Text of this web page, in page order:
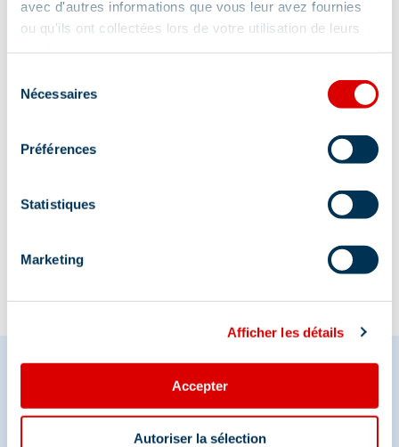
avec d'autres informations que vous leur avez fournies
ou qu'ils ont collectées lors de votre utilisation de leurs
Nécessaires
Préférences
Statistiques
Marketing
Afficher les détails
Accepter
Autoriser la sélection
Adresse :
Partagez vos moments à